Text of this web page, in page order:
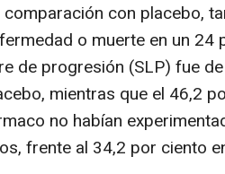
comparación con placebo,
o muerte en un 24
de progresión (SLP) fue
mientras que el 46,2
no habían
frente al 34,2 por ciento